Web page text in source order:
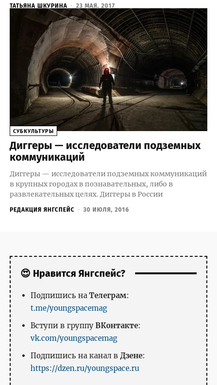
ТАТЬЯНА ШКУРИНА - 23 МАЯ, 2017
CУБКУЛЬТУРЫ
Диггеры — исследователи подземных
коммуникаций
Диггеры — исследователи подземных коммуникаций
в крупных городах в познавательных, либо в
развлекательных целях. Диггеры в России
РЕДАКЦИЯ ЯНГСПЕЙС - 30 ИЮЛЯ, 2016
😍 Нравится Янгспейс?
Подпишись на Телеграм:
t.me/youngspacemag
Вступи в группу ВКонтакте:
vk.com/youngspacemag
Подпишись на канал в Дзене:
https://dzen.ru/youngspace.ru